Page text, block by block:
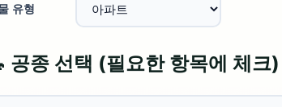
유형
공종 선택 (필요한 항목에 체크)